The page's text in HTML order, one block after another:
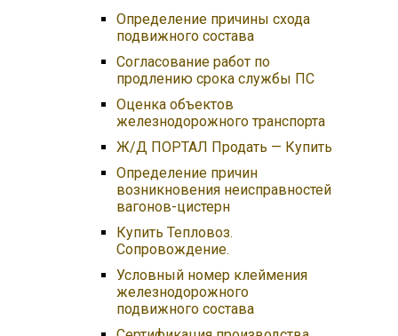
Определение причины схода
подвижного состава
Согласование работ по
продлению срока службы ПС
Оценка объектов
железнодорожного транспорта
Ж/Д ПОРТАЛ Продать — Купить
Определение причин
возникновения неисправностей
вагонов-цистерн
Купить Тепловоз.
Сопровождение.
Условный номер клеймения
железнодорожного
подвижного состава